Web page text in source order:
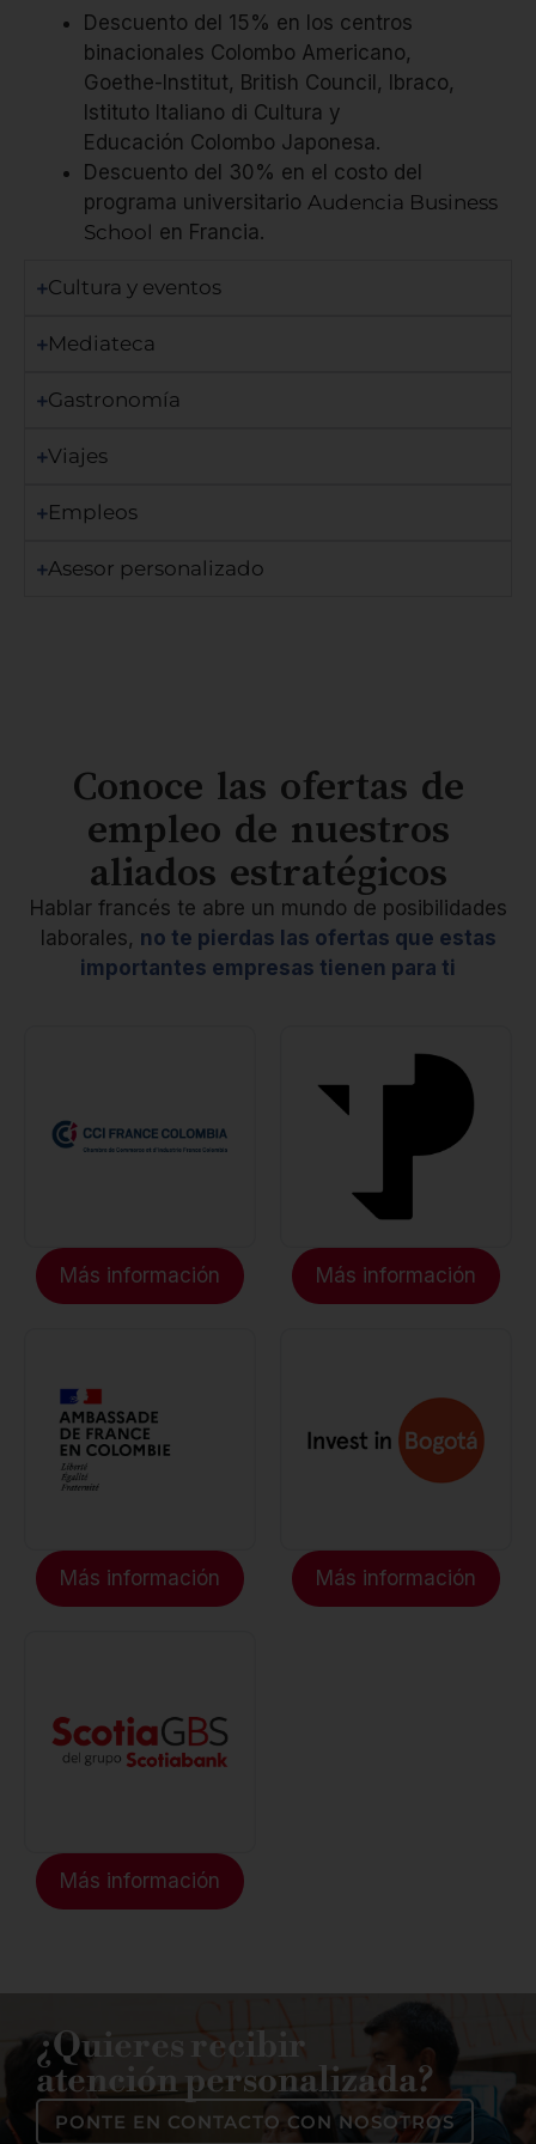
Descuento del 15% en los centros
binacionales Colombo Americano,
Goethe-Institut, British Council, Ibraco,
Istituto Italiano di Cultura y
Educación Colombo Japonesa.
Descuento del 30% en el costo del
programa universitario Audencia Business
School en Francia.
Cultura y eventos
Mediateca
Gastronomía
Viajes
Empleos
Asesor personalizado
Conoce las ofertas de
empleo de nuestros
aliados estratégicos
Hablar francés te abre un mundo de posibilidades
laborales, no te pierdas las ofertas que estas
importantes empresas tienen para ti
Más información Más información
Más información Más información
Más información
¿Quieres recibir
atención personalizada?
PONTE EN CONTACTO CON NOSOTROS